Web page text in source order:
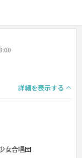
詳細を表示する
女合唱団